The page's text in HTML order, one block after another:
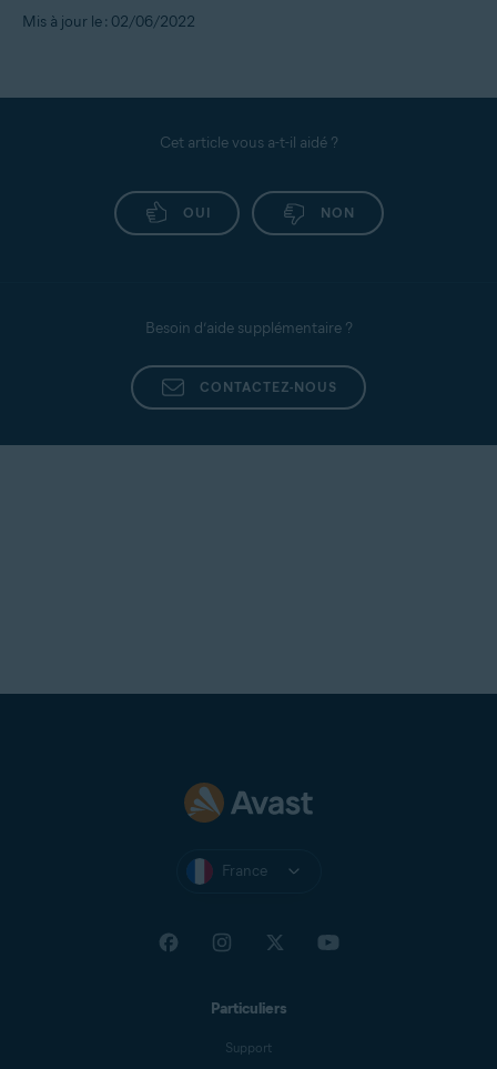
Mis à jour le : 02/06/2022
Cet article vous a-t-il aidé ?
OUI NON
Besoin d’aide supplémentaire ?
CONTACTEZ-NOUS
France
Particuliers
Support